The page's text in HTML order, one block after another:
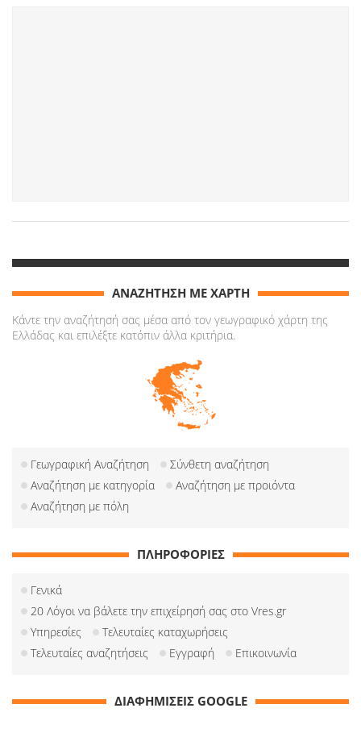
ΑΝΑΖΗΤΗΣΗ ΜΕ ΧΑΡΤΗ
Κάντε την αναζήτησή σας μέσα από τον γεωγραφικό χάρτη της
Ελλάδας και επιλέξτε κατόπιν άλλα κριτήρια.
Γεωγραφική Αναζήτηση
Σύνθετη αναζήτηση
Αναζήτηση με κατηγορία
Αναζήτηση με προιόντα
Αναζήτηση με πόλη
ΠΛΗΡΟΦΟΡΙΕΣ
Γενικά
20 Λόγοι να βάλετε την επιχείρησή σας στο Vres.gr
Υπηρεσίες
Τελευταίες καταχωρήσεις
Τελευταίες αναζητήσεις
Εγγραφή Επικοινωνία
ΔΙΑΦΗΜΙΣΕΙΣ GOOGLE